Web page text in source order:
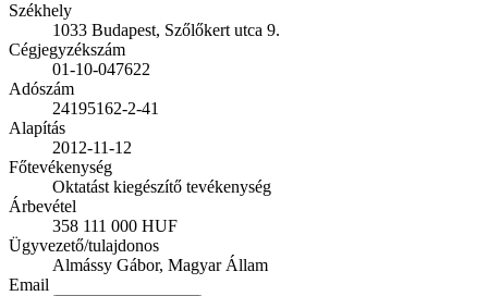
Székhely
1033 Budapest, Szőlőkert utca 9.
Cégjegyzékszám
01-10-047622
Adószám
24195162-2-41
Alapítás
2012-11-12
Főtevékenység
Oktatást kiegészítő tevékenység
Árbevétel
358 111 000 HUF
Ügyvezető/tulajdonos
Almássy Gábor, Magyar Állam
Email